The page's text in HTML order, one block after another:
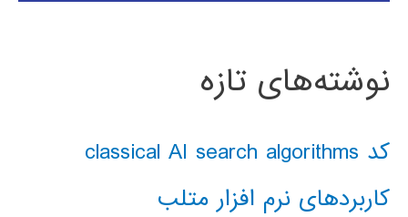
نوشته‌های تازه
کد classical AI search algorithms
کاربردهای نرم افزار متلب